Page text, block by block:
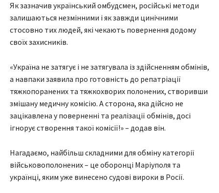
Як зазначив український омбудсмен, російські методи
залишаються незмінними і як завжди цинічними
стосовно тих людей, які чекають повернення додому
своїх захисників.
«Україна не затягує і не затягувала із здійсненням обмінів,
а навпаки заявила про готовність до репатріації
тяжкопоранених та тяжкохворих полонених, створивши
змішану медичну комісію. А сторона, яка дійсно не
зацікавлена у поверненні та реалізації обмінів, досі
ігнорує створення такої комісії!» – додав він.
Нагадаємо, найбільш складними для обміну категорії
військовополонених – це оборонці Маріуполя та
українці, яким уже винесено судові вироки в Росії.